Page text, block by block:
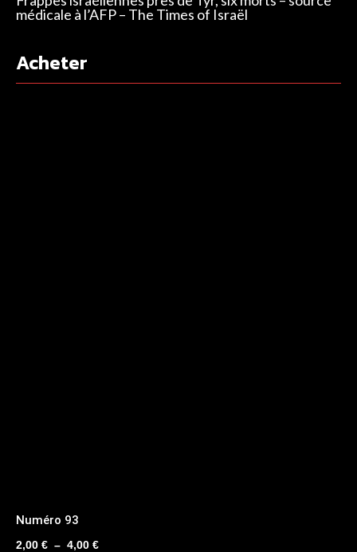
médicale à l’AFP – The Times of Israël
Acheter
Numéro 93
2,00 € – 4,00 €Plage